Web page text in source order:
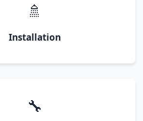
🚿
Installation
🔧